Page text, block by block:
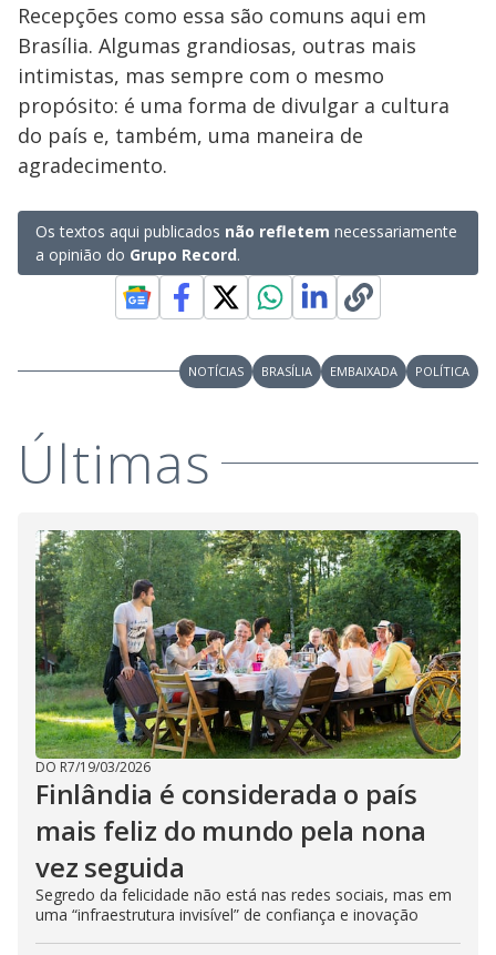
Recepções como essa são comuns aqui em
Brasília. Algumas grandiosas, outras mais
intimistas, mas sempre com o mesmo
propósito: é uma forma de divulgar a cultura
do país e, também, uma maneira de
agradecimento.
Os textos aqui publicados não refletem necessariamente
a opinião do Grupo Record.
NOTÍCIAS BRASÍLIA EMBAIXADA POLÍTICA
Últimas
DO R7/19/03/2026
Finlândia é considerada o país
mais feliz do mundo pela nona
vez seguida
Segredo da felicidade não está nas redes sociais, mas em
uma “infraestrutura invisível” de confiança e inovação